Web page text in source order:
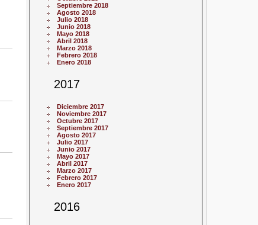
Septiembre 2018
Agosto 2018
Julio 2018
Junio 2018
Mayo 2018
Abril 2018
Marzo 2018
Febrero 2018
Enero 2018
2017
Diciembre 2017
Noviembre 2017
Octubre 2017
Septiembre 2017
Agosto 2017
Julio 2017
Junio 2017
Mayo 2017
Abril 2017
Marzo 2017
Febrero 2017
Enero 2017
2016